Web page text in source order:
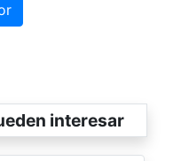
interesar